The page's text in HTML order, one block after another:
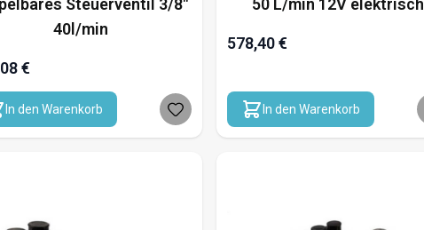
Steuerventil 3/8"
40l/min
€
In den Warenkorb
50 L/min 12V elektrisch
578,40 €
In den Warenkorb